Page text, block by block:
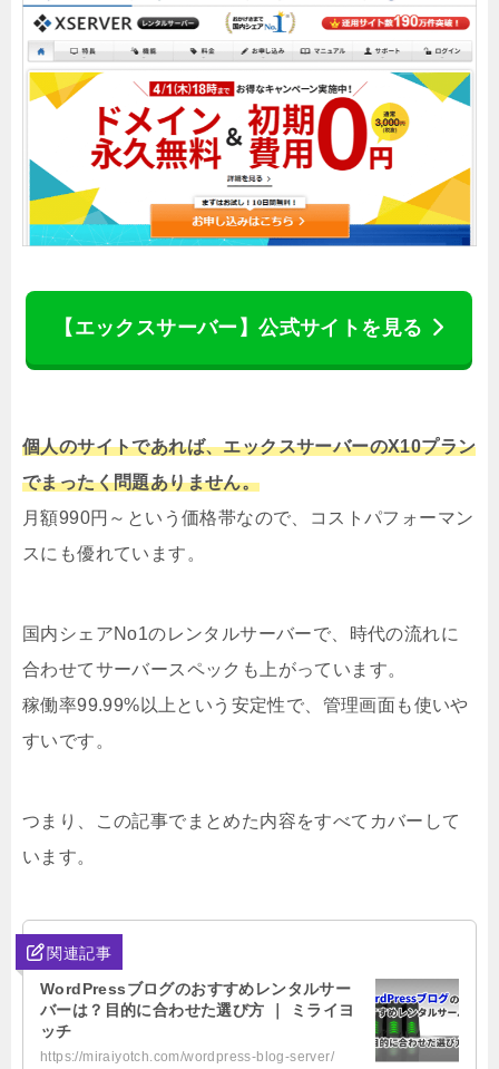
【エックスサーバー】公式サイトを見る
個人のサイトであれば、エックスサーバーのX10プラン
でまったく問題ありません。
月額990円～という価格帯なので、コストパフォーマン
スにも優れています。
国内シェアNo1のレンタルサーバーで、時代の流れに
合わせてサーバースペックも上がっています。
稼働率99.99%以上という安定性で、管理画面も使いや
すいです。
つまり、この記事でまとめた内容をすべてカバーして
います。
関連記事
WordPressブログのおすすめレンタルサー
バーは？目的に合わせた選び方 ｜ ミライヨ
ッチ
https://miraiyotch.com/wordpress-blog-server/